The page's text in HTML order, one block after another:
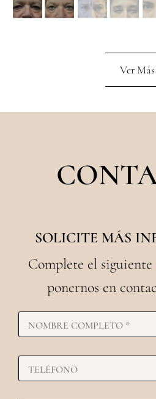
Ver Más
SOLICITE MÁS
Complete el
ponernos en